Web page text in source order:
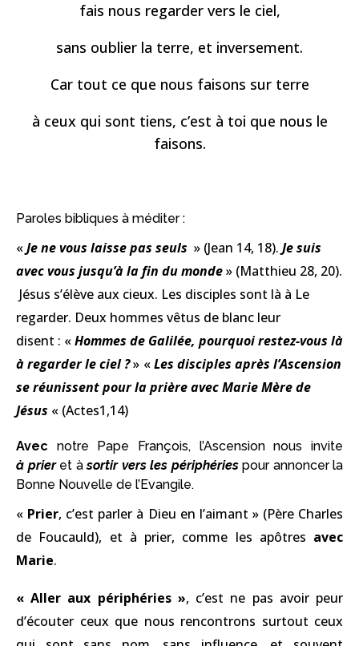
fais nous regarder vers le ciel,
sans oublier la terre, et inversement.
Car tout ce que nous faisons sur terre
à ceux qui sont tiens, c’est à toi que nous le
faisons.
Paroles bibliques à méditer :
«Je ne vous laisse pas seuls » (Jean 14, 18). Je suis
avec vous jusqu’à la fin du monde» (Matthieu 28, 20).
Jésus s’élève aux cieux. Les disciples sont là à Le
regarder. Deux hommes vêtus de blanc leur
disent : «Hommes de Galilée, pourquoi restez-vous là
à regarder le ciel ?» «Les disciples après l’Ascension
se réunissent pour la prière avec Marie Mère de
Jésus « (Actes1,14)
Avec notre Pape François, l’Ascension nous invite
à prier et àsortir vers les périphéries pour annoncer la
Bonne Nouvelle de l’Evangile.
« Prier, c’est parler à Dieu en l’aimant » (Père Charles
de Foucauld), et à prier, comme les apôtres avec
Marie.
« Aller aux périphéries », c’est ne pas avoir peur
d’écouter ceux que nous rencontrons surtout ceux